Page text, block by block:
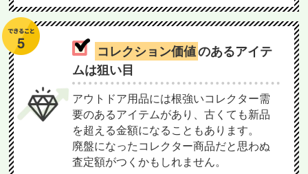
コレクション価値のあるアイテ
ムは狙い目
アウトドア用品には根強いコレクター需
要のあるアイテムがあり、古くても新品
を超える金額になることもあります。
廃盤になったコレクター商品だと思わぬ
査定額がつくかもしれません。